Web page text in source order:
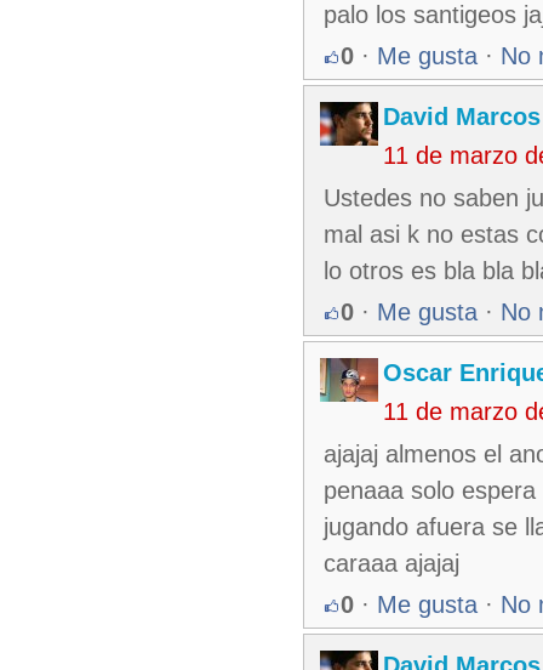
palo los santigeos
0 · Me gusta · No
David Marcos
11 de marzo
Ustedes no saben
mal asi k no estas
lo otros es bla bla
0 · Me gusta · No
Oscar
11 de marzo
ajajaj almenos el
penaaa solo
jugando afuera se
caraaa ajajaj
0 · Me gusta · No